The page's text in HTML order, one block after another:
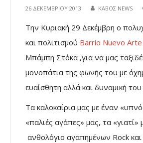
26 ΔΕΚΕΜΒΡΊΟΥ 2013 ΚΑΒΟΣ NEWS
Την Κυριακή 29 Δεκέμβρη ο
και πολιτισμού Barrio Nuevo Arte
Μπάμπη Στόκα ,για να μας
μονοπάτια της φωνής του με
ευαίσθητη αλλά και δυναμική
Τα καλοκαίρια μας με έναν
«παλιές αγάπες» μας, τα «γιατί»
ανθολόγιο αγαπημένων Rock και